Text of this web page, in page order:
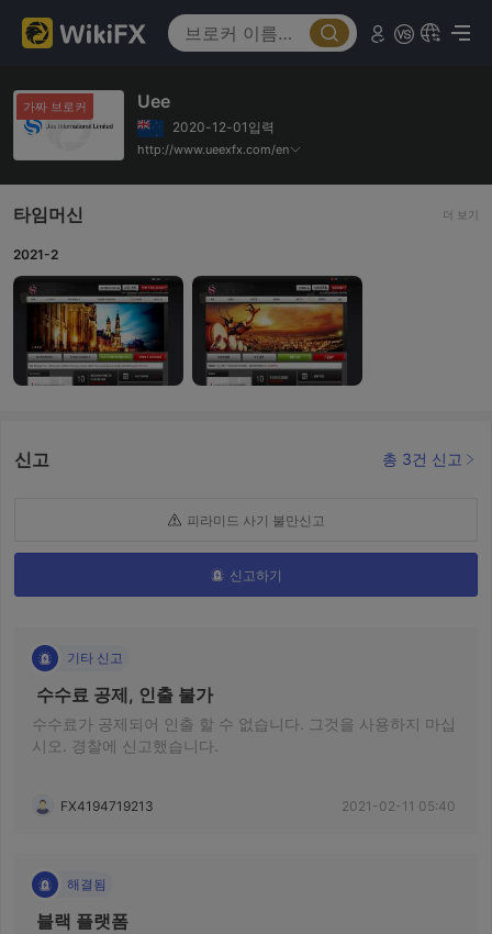
가짜 브로커 Uee
2020-12-01입력
http://www.ueexfx.com/en
타임머신 더 보기
2021-2
신고 총 3건 신고
피라미드 사기 불만신고
신고하기
기타 신고
수수료 공제, 인출 불가
수수료가 공제되어 인출 할 수 없습니다. 그것을 사용하지 마십
시오. 경찰에 신고했습니다.
FX4194719213 2021-02-11 05:40
해결됨